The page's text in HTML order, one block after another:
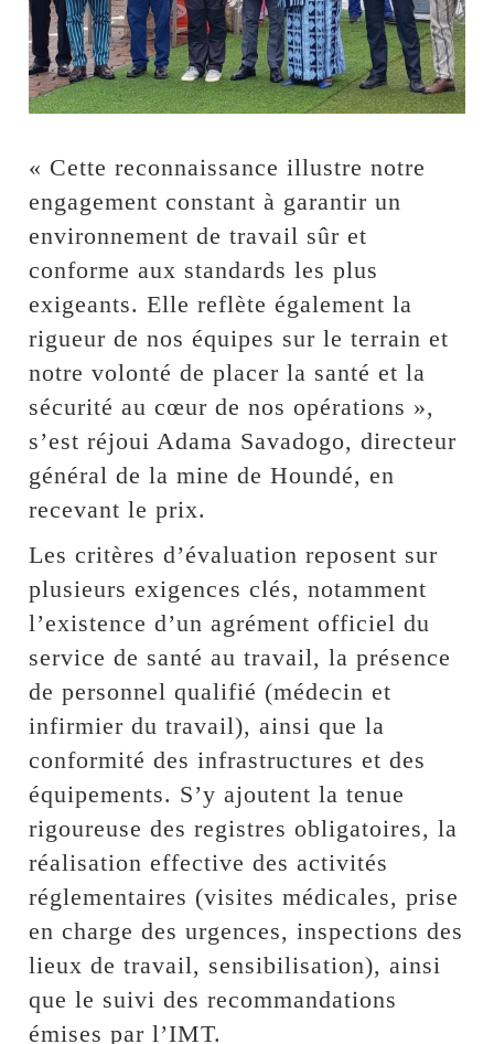
« Cette reconnaissance illustre notre
engagement constant à garantir un
environnement de travail sûr et
conforme aux standards les plus
exigeants. Elle reflète également la
rigueur de nos équipes sur le terrain et
notre volonté de placer la santé et la
sécurité au cœur de nos opérations »,
s’est réjoui Adama Savadogo, directeur
général de la mine de Houndé, en
recevant le prix.
Les critères d’évaluation reposent sur
plusieurs exigences clés, notamment
l’existence d’un agrément officiel du
service de santé au travail, la présence
de personnel qualifié (médecin et
infirmier du travail), ainsi que la
conformité des infrastructures et des
équipements. S’y ajoutent la tenue
rigoureuse des registres obligatoires, la
réalisation effective des activités
réglementaires (visites médicales, prise
en charge des urgences, inspections des
lieux de travail, sensibilisation), ainsi
que le suivi des recommandations
émises par l’IMT.